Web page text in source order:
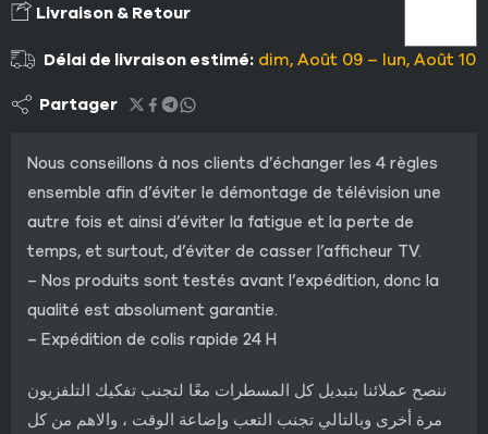
Livraison & Retour
Délai de livraison estimé: dim, Août 09 – lun, Août 10
Partager
Nous conseillons à nos clients d’échanger les 4 règles
ensemble afin d’éviter le démontage de télévision une
autre fois et ainsi d’éviter la fatigue et la perte de
temps, et surtout, d’éviter de casser l’afficheur TV.
– Nos produits sont testés avant l’expédition, donc la
qualité est absolument garantie.
– Expédition de colis rapide 24 H
ننصح عملائنا بتبديل كل المسطرات معًا لتجنب تفكيك التلفزيون
مرة أخرى وبالتالي تجنب التعب وإضاعة الوقت ، والاهم من كل